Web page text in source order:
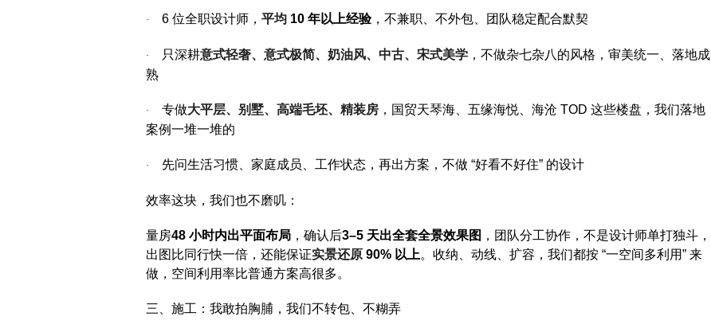
· 6 位全职设计师， 平均 10 年以上经验，不兼职、不外包、团队稳定配合默契
· 只深耕意式轻奢、意式极简、奶油风、中古、宋式美学 ，不做杂七杂八的风格，审美统一、落地成
熟
· 专做大平层、别墅、高端毛坯、精装房 ，国贸天琴海、五缘海悦、海沧 TOD 这些楼盘，我们落地
案例一堆一堆的
· 先问生活习惯、家庭成员、工作状态，再出方案，不做 “好看不好住” 的设计
效率这块，我们也不磨叽：
量房48 小时内出平面布局 ，确认后3–5 天出全套全景效果图 ，团队分工协作，不是设计师单打独斗，
出图比同行快一倍，还能保证实景还原 90% 以上。收纳、动线、扩容，我们都按 “一空间多利用” 来
做，空间利用率比普通方案高很多。
三、施工：我敢拍胸脯，我们不转包、不糊弄